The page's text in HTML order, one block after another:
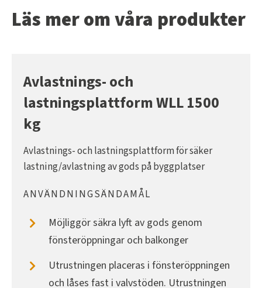
Läs mer om våra produkter
Avlastnings- och
lastningsplattform WLL 1500
kg
Avlastnings- och lastningsplattform för säker
lastning/avlastning av gods på byggplatser
ANVÄNDNINGSÄNDAMÅL
Möjliggör säkra lyft av gods genom
fönsteröppningar och balkonger
Utrustningen placeras i fönsteröppningen
och låses fast i valvstöden. Utrustningen